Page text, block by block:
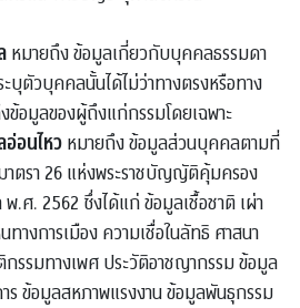
หมายถึง ข้อมูลเกี่ยวกับบุคคลธรรมดา
ะบุตัวบุคคลนั้นได้ไม่ว่าทางตรงหรือทาง
ข้อมูลของผู้ถึงแก่กรรมโดยเฉพาะ
อนไหว หมายถึง ข้อมูลส่วนบุคคลตามที่
ตรา 26 แห่งพระราชบัญญัติคุ้มครอง
.ศ. 2562 ซึ่งได้แก่ ข้อมูลเชื้อชาติ เผ่า
างการเมือง ความเชื่อในลัทธิ ศาสนา
รรมทางเพศ ประวัติอาชญากรรม ข้อมูล
ร ข้อมูลสหภาพแรงงาน ข้อมูลพันธุกรรม